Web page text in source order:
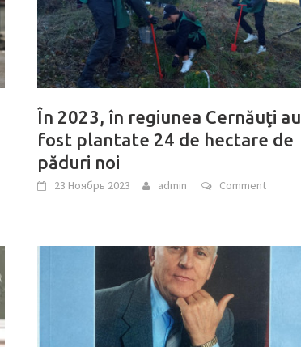
În 2023, în regiunea Cernăuţi au
fost plantate 24 de hectare de
păduri noi
23 Ноябрь 2023 admin Comment